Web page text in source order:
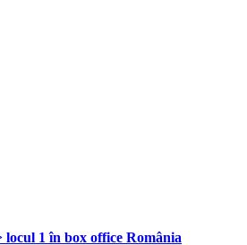
1 în box office România